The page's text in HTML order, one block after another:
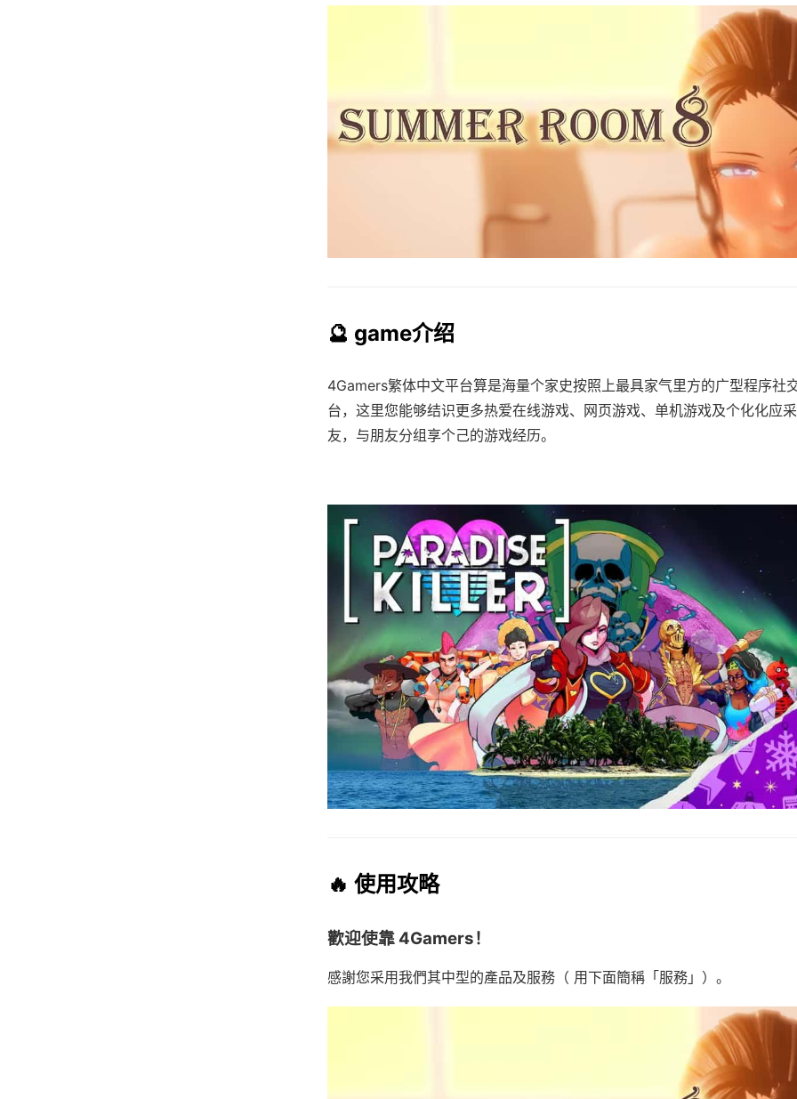
🔮 game介绍
4Gamers繁体中文平台算是海量个家史按照上最具家气里方的广型程序社
台，这里您能够结识更多热爱在线游戏、网页游戏、单机游戏及个化化应
友，与朋友分组享个己的游戏经历。
🔥 使用攻略
歡迎使靠 4Gamers！
感謝您采用我們其中型的產品及服務（ 用下面簡稱「服務」）。